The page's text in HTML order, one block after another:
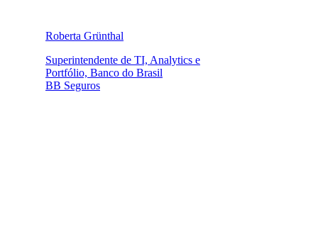
Roberta Grünthal
Superintendente de TI, Analytics e
Portfólio, Banco do Brasil
BB Seguros